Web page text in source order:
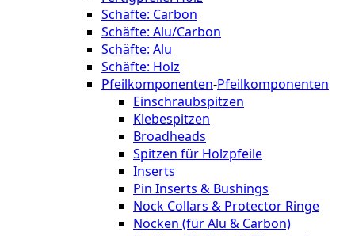
Schäfte: Carbon
Schäfte: Alu/Carbon
Schäfte: Alu
Schäfte: Holz
Pfeilkomponenten-Pfeilkomponenten
Einschraubspitzen
Klebespitzen
Broadheads
Spitzen für Holzpfeile
Inserts
Pin Inserts & Bushings
Nock Collars & Protector Ringe
Nocken (für Alu & Carbon)